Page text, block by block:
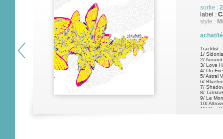
sortie :
label :
style :
achat/
Tracklist :
1/ Sidonia
2/
3/ Love
4/ On Fire
5/ Astral
6/
7/
8/
9/ Le
10/
11/ You